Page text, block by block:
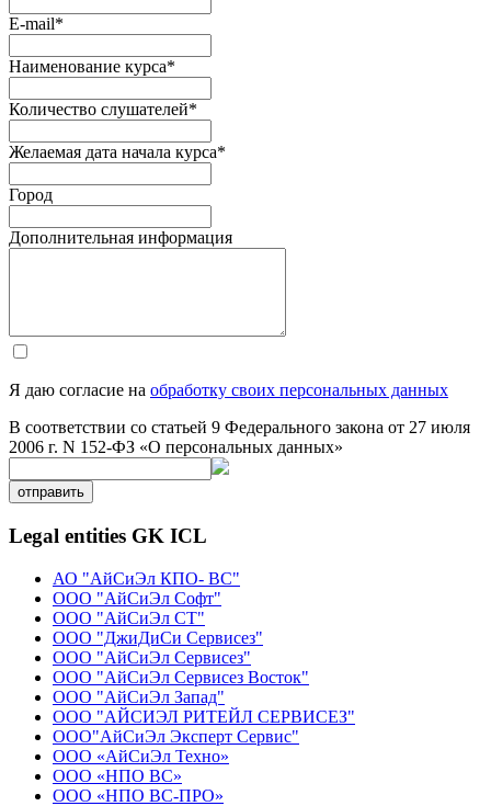
E-mail*
Наименование курса*
Количество слушателей*
Желаемая дата начала курса*
Город
Дополнительная информация
Я даю согласие на обработку своих персональных данных
В соответствии со статьей 9 Федерального закона от 27 июля
2006 г. N 152-ФЗ «О персональных данных»
отправить
Legal entities GK ICL
АО "АйСиЭл КПО- ВС"
ООО "АйСиЭл Софт"
ООО "АйСиЭл СТ"
ООО "ДжиДиСи Сервисез"
ООО "АйСиЭл Сервисез"
ООО "АйСиЭл Сервисез Восток"
ООО "АйСиЭл Запад"
ООО "АЙСИЭЛ РИТЕЙЛ СЕРВИСЕЗ"
ООО"АйСиЭл Эксперт Сервис"
ООО «АйСиЭл Техно»
ООО «НПО ВС»
ООО «НПО ВС-ПРО»